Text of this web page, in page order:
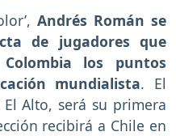
Andrés Román se
de jugadores que
los puntos
mundialista. El
Alto, será su primera
recibirá a Chile en